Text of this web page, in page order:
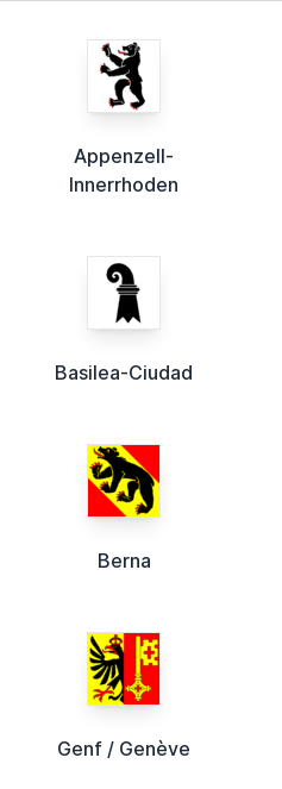
Appenzell-
Innerrhoden
Basilea-Ciudad
Berna
Genf / Genève